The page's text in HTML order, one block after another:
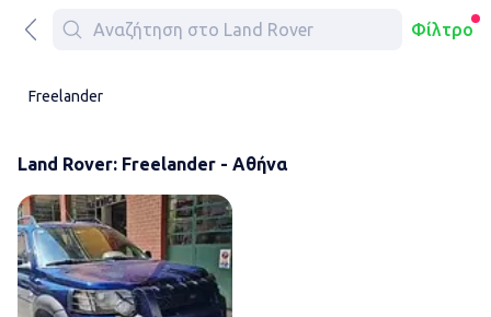
Φίλτρο
Freelander
Land Rover: Freelander - Αθήνα